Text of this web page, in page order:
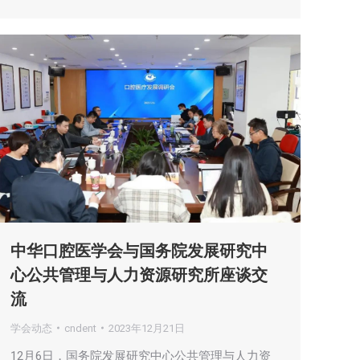
中华口腔医学会与国务院发展研究中
心公共管理与人力资源研究所座谈交
流
学会动态 cndent 2023年12月21日
12月6日，国务院发展研究中心公共管理与人力资